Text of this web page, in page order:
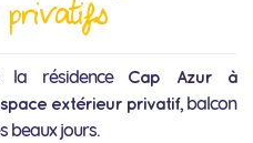
la résidence
Cap Azur à
extérieur privatif, balcon
beaux jours.